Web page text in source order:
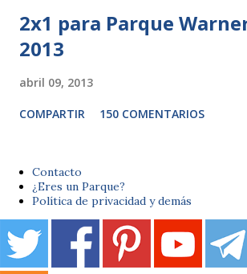
2x1 para Parque
2013
abril 09, 2013
COMPARTIR 150 COMENTARIOS
Contacto
¿Eres un Parque?
Política de privacidad y demás